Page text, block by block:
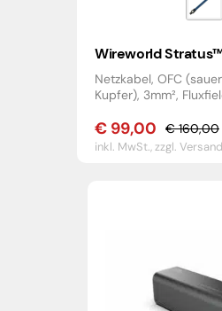
Wireworld
Netzkabel, OFC
Kupfer), 3mm²,
€160,00
Ursprünglicher
Preis
€ 99,00
Aktueller
Preis
inkl. MwSt.,zzgl. Versand